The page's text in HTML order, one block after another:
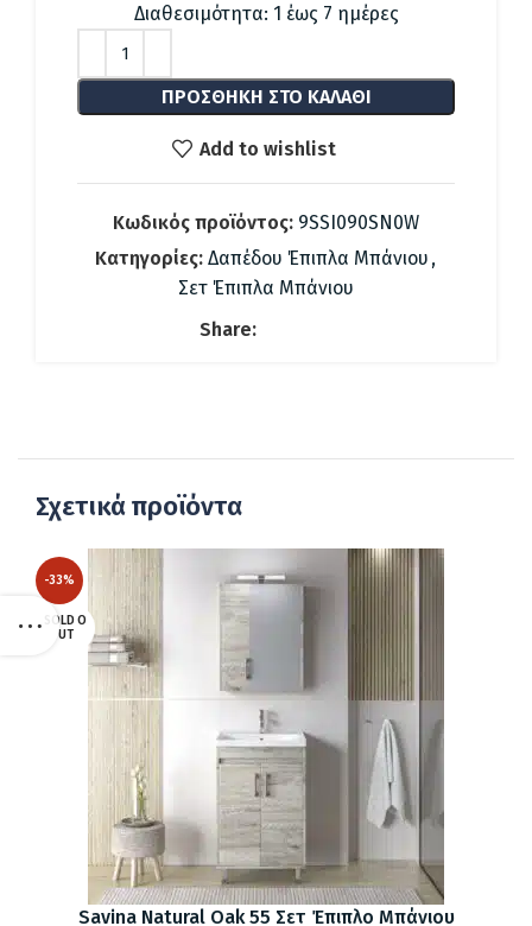
was:
τιμή
307.00 €.
Διαθεσιμότητα: 1 έως 7 ημέρες
ΠΡΟΣΘΉΚΗ ΣΤΟ ΚΑΛΆΘΙ
Add to wishlist
Κωδικός προϊόντος: 9SSI090SN0W
Κατηγορίες: Δαπέδου Έπιπλα Μπάνιου ,
Σετ Έπιπλα Μπάνιου
Share:
Σχετικά προϊόντα
-33%
SOLD O
UT
Savina Natural Oak 55 Σετ Έπιπλο Μπάνιου